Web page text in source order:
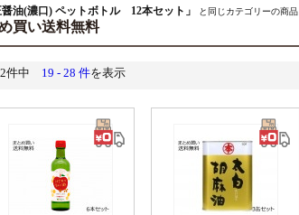
油(濃口) ペットボトル 12本セット」 と同じカテゴリーの商品
買い送料無料
件中 19 - 28 件を表示